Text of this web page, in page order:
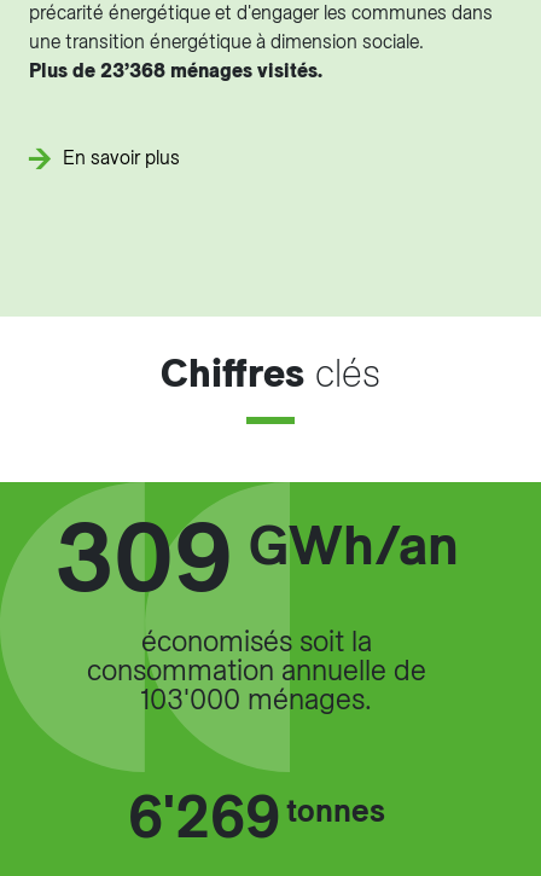
précarité énergétique et d'engager les communes dans
une transition énergétique à dimension sociale.
Plus de 23’368 ménages visités.
En savoir plus
Chiffres clés
309GWh/an
économisés soit la
consommation annuelle de
103'000 ménages.
6'269tonnes